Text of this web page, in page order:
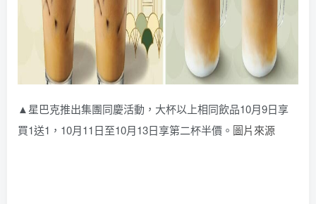
▲星巴克推出集團同慶活動，大杯以上相同飲品10月9日享
買1送1，10月11日至10月13日享第二杯半價。 圖片來源